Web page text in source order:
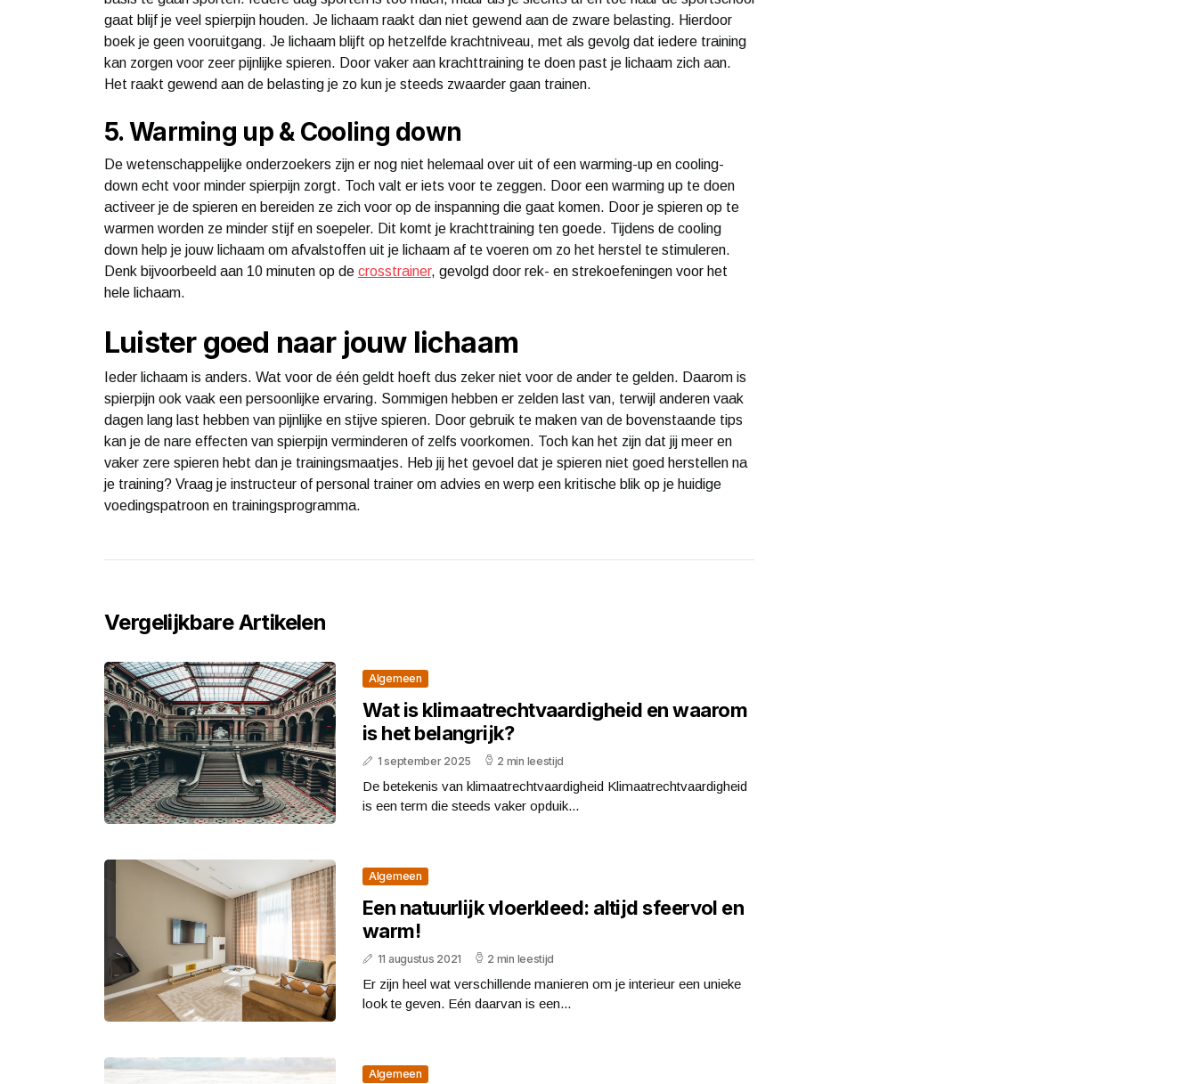
gaat blijf je veel spierpijn houden. Je lichaam raakt dan niet gewend aan de zware belasting. Hierdoor
boek je geen vooruitgang. Je lichaam blijft op hetzelfde krachtniveau, met als gevolg dat iedere training
kan zorgen voor zeer pijnlijke spieren. Door vaker aan krachttraining te doen past je lichaam zich aan.
Het raakt gewend aan de belasting je zo kun je steeds zwaarder gaan trainen.
5. Warming up & Cooling down
De wetenschappelijke onderzoekers zijn er nog niet helemaal over uit of een warming-up en cooling-
down echt voor minder spierpijn zorgt. Toch valt er iets voor te zeggen. Door een warming up te doen
activeer je de spieren en bereiden ze zich voor op de inspanning die gaat komen. Door je spieren op te
warmen worden ze minder stijf en soepeler. Dit komt je krachttraining ten goede. Tijdens de cooling
down help je jouw lichaam om afvalstoffen uit je lichaam af te voeren om zo het herstel te stimuleren.
Denk bijvoorbeeld aan 10 minuten op de crosstrainer, gevolgd door rek- en strekoefeningen voor het
hele lichaam.
Luister goed naar jouw lichaam
Ieder lichaam is anders. Wat voor de één geldt hoeft dus zeker niet voor de ander te gelden. Daarom is
spierpijn ook vaak een persoonlijke ervaring. Sommigen hebben er zelden last van, terwijl anderen vaak
dagen lang last hebben van pijnlijke en stijve spieren. Door gebruik te maken van de bovenstaande tips
kan je de nare effecten van spierpijn verminderen of zelfs voorkomen. Toch kan het zijn dat jij meer en
vaker zere spieren hebt dan je trainingsmaatjes. Heb jij het gevoel dat je spieren niet goed herstellen na
je training? Vraag je instructeur of personal trainer om advies en werp een kritische blik op je huidige
voedingspatroon en trainingsprogramma.
Vergelijkbare Artikelen
Algemeen
Wat is klimaatrechtvaardigheid en waarom
is het belangrijk?
1 september 2025 2 min leestijd
De betekenis van klimaatrechtvaardigheid Klimaatrechtvaardigheid
is een term die steeds vaker opduik...
Algemeen
Een natuurlijk vloerkleed: altijd sfeervol en
warm!
11 augustus 2021 2 min leestijd
Er zijn heel wat verschillende manieren om je interieur een unieke
look te geven. Eén daarvan is een...
Algemeen